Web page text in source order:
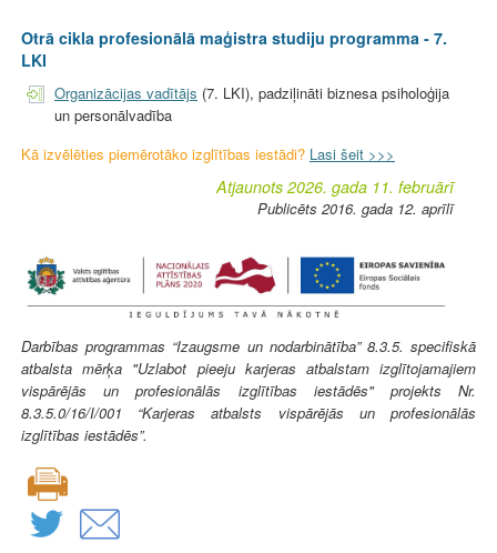
Otrā cikla profesionālā maģistra studiju programma - 7.
LKI
Organizācijas vadītājs (7. LKI), padziļināti biznesa psiholoģija
un personālvadība
Kā izvēlēties piemērotāko izglītības iestādi? Lasi šeit >>>
Atjaunots 2026. gada 11. februārī
Publicēts 2016. gada 12. aprīlī
Darbības programmas “Izaugsme un nodarbinātība” 8.3.5. specifiskā
atbalsta mērķa "Uzlabot pieeju karjeras atbalstam izglītojamajiem
vispārējās un profesionālās izglītības iestādēs" projekts Nr.
8.3.5.0/16/I/001 “Karjeras atbalsts vispārējās un profesionālās
izglītības iestādēs”.